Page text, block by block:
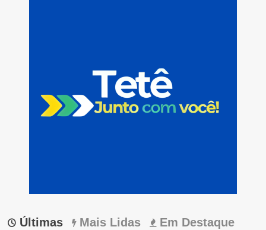
Últimas Mais Lidas Em Destaque